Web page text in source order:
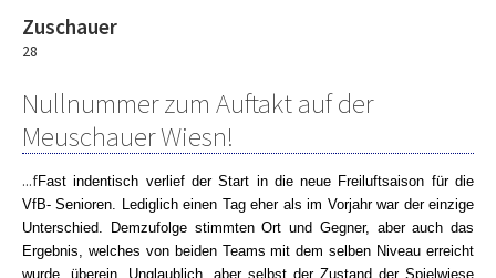
Zuschauer
28
Nullnummer zum Auftakt auf der
Meuschauer Wiesn!
...fFast indentisch verlief der Start in die neue Freiluftsaison für die
VfB- Senioren. Lediglich einen Tag eher als im Vorjahr war der einzige
Unterschied. Demzufolge stimmten Ort und Gegner, aber auch das
Ergebnis, welches von beiden Teams mit dem selben Niveau erreicht
wurde, überein. Unglaublich, aber selbst der Zustand der Spielwiese